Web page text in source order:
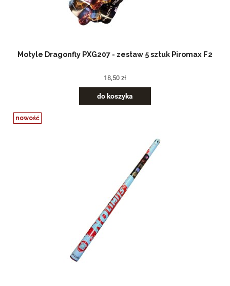
Motyle Dragonfly PXG207 - zestaw 5 sztuk Piromax F2
18,50 zł
do koszyka
nowość